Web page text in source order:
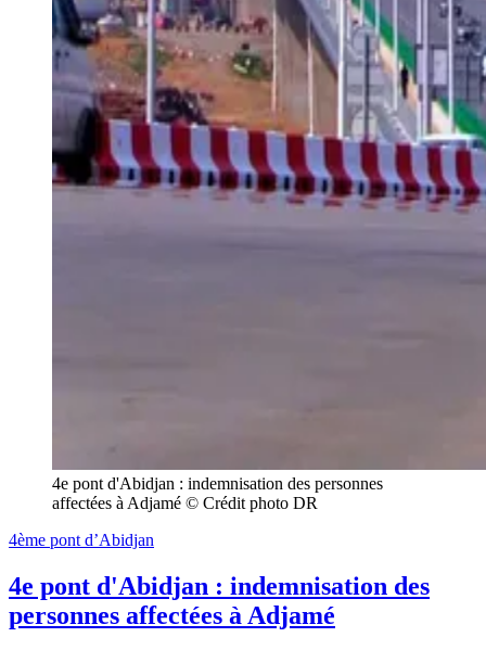
4e pont d'Abidjan : indemnisation des personnes
affectées à Adjamé © Crédit photo DR
4ème pont d’Abidjan
4e pont d'Abidjan : indemnisation des
personnes affectées à Adjamé